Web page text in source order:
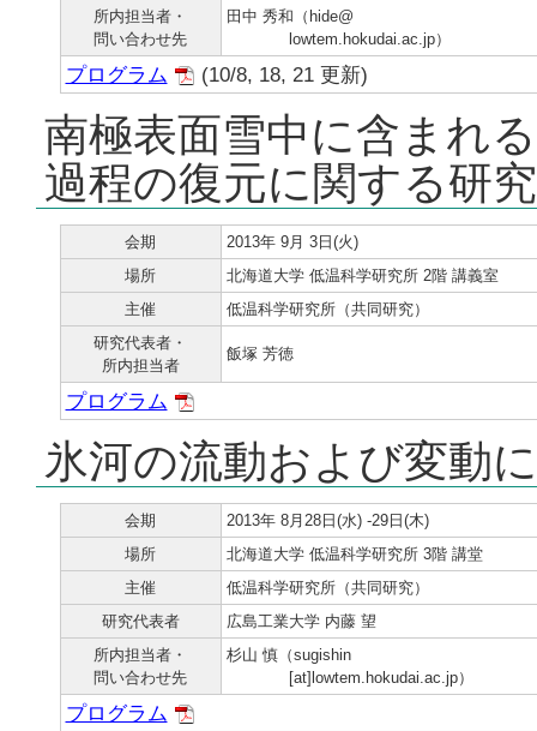
所内担当者・
問い合わせ先
田中 秀和（hide@
lowtem.hokudai.ac.jp）
プログラム (10/8, 18, 21 更新)
南極表面雪中に含まれ
過程の復元に関する研
会期
2013年 9月 3日(火)
場所
北海道大学 低温科学研究所 2階 講義室
主催
低温科学研究所（共同研究）
研究代表者・
所内担当者
飯塚 芳徳
プログラム
氷河の流動および変動
会期
2013年 8月28日(水) -29日(木)
場所
北海道大学 低温科学研究所 3階 講堂
主催
低温科学研究所（共同研究）
研究代表者
広島工業大学 内藤 望
所内担当者・
問い合わせ先
杉山 慎（sugishin
[at]lowtem.hokudai.ac.jp）
プログラム